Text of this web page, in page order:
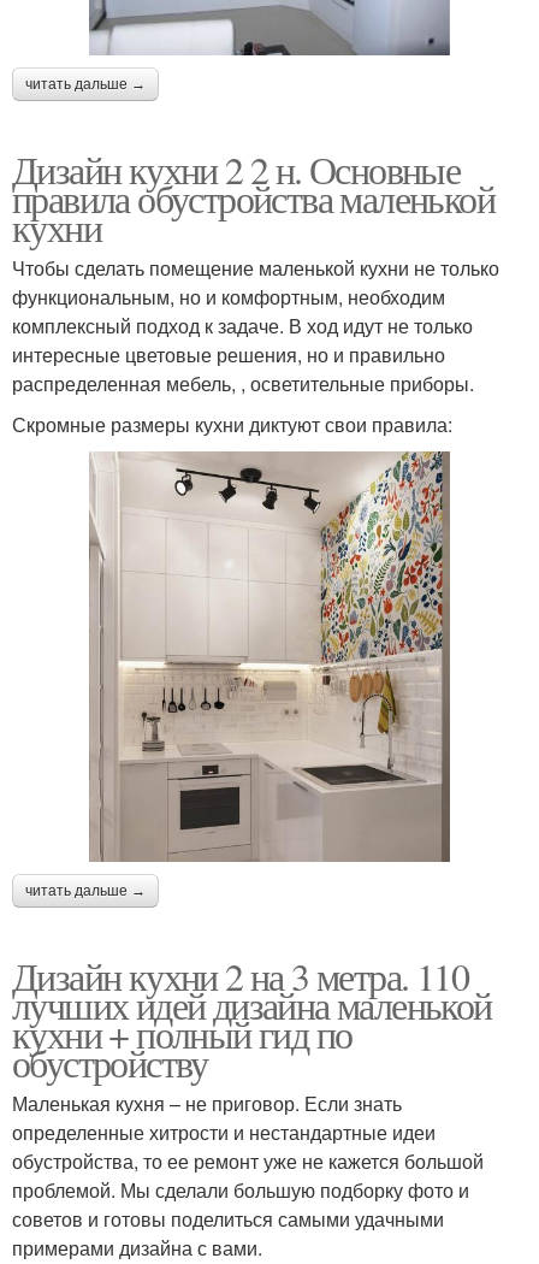
читать дальше →
Дизайн кухни 2 2 н. Основные
правила обустройства маленькой
кухни
Чтобы сделать помещение маленькой кухни не только
функциональным, но и комфортным, необходим
комплексный подход к задаче. В ход идут не только
интересные цветовые решения, но и правильно
распределенная мебель, , осветительные приборы.
Скромные размеры кухни диктуют свои правила:
читать дальше →
Дизайн кухни 2 на 3 метра. 110
лучших идей дизайна маленькой
кухни + полный гид по
обустройству
Маленькая кухня – не приговор. Если знать
определенные хитрости и нестандартные идеи
обустройства, то ее ремонт уже не кажется большой
проблемой. Мы сделали большую подборку фото и
советов и готовы поделиться самыми удачными
примерами дизайна с вами.